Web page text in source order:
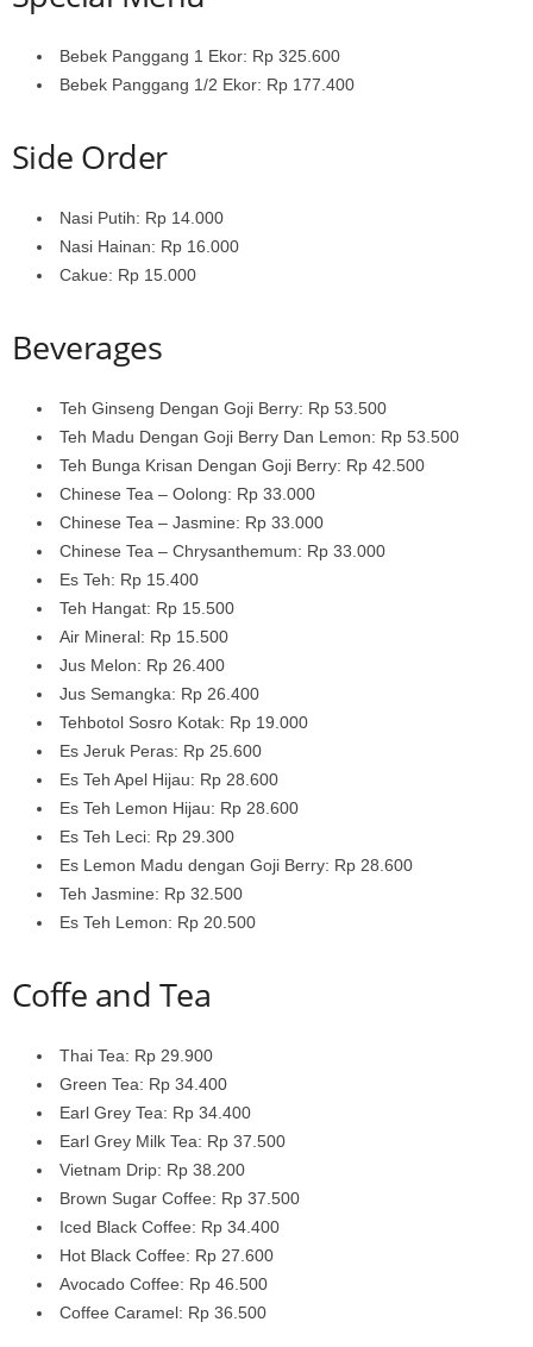
Bebek Panggang 1 Ekor: Rp 325.600
Bebek Panggang 1/2 Ekor: Rp 177.400
Side Order
Nasi Putih: Rp 14.000
Nasi Hainan: Rp 16.000
Cakue: Rp 15.000
Beverages
Teh Ginseng Dengan Goji Berry: Rp 53.500
Teh Madu Dengan Goji Berry Dan Lemon: Rp 53.500
Teh Bunga Krisan Dengan Goji Berry: Rp 42.500
Chinese Tea – Oolong: Rp 33.000
Chinese Tea – Jasmine: Rp 33.000
Chinese Tea – Chrysanthemum: Rp 33.000
Es Teh: Rp 15.400
Teh Hangat: Rp 15.500
Air Mineral: Rp 15.500
Jus Melon: Rp 26.400
Jus Semangka: Rp 26.400
Tehbotol Sosro Kotak: Rp 19.000
Es Jeruk Peras: Rp 25.600
Es Teh Apel Hijau: Rp 28.600
Es Teh Lemon Hijau: Rp 28.600
Es Teh Leci: Rp 29.300
Es Lemon Madu dengan Goji Berry: Rp 28.600
Teh Jasmine: Rp 32.500
Es Teh Lemon: Rp 20.500
Coffe and Tea
Thai Tea: Rp 29.900
Green Tea: Rp 34.400
Earl Grey Tea: Rp 34.400
Earl Grey Milk Tea: Rp 37.500
Vietnam Drip: Rp 38.200
Brown Sugar Coffee: Rp 37.500
Iced Black Coffee: Rp 34.400
Hot Black Coffee: Rp 27.600
Avocado Coffee: Rp 46.500
Coffee Caramel: Rp 36.500